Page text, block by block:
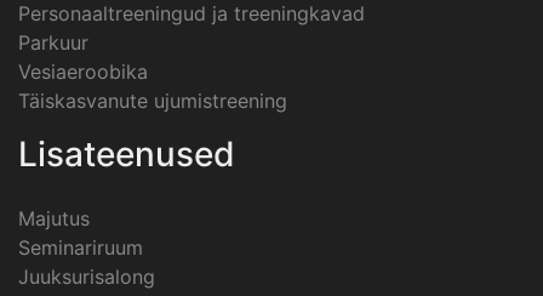
Personaaltreeningud ja treeningkavad
Parkuur
Vesiaeroobika
Täiskasvanute ujumistreening
Lisateenused
Majutus
Seminariruum
Juuksurisalong